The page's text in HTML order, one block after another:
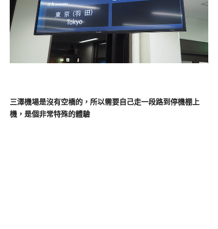
三澤機場是沒有空橋的，所以需要自己走一段路到停機棚上
機，是個非常特殊的體驗